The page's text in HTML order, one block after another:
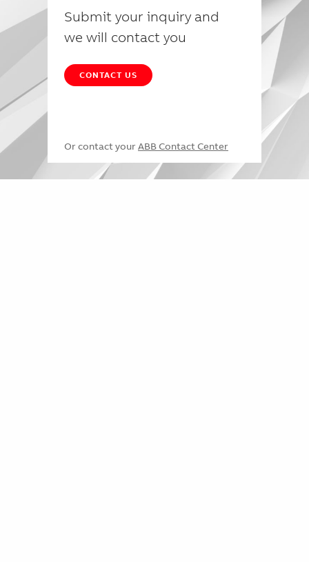
Submit your inquiry and
we will contact you
CONTACT US
Or contact your ABB Contact Center